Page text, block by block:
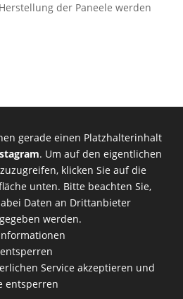
der Paneele werden
gerade einen Platzhalterinhalt
. Um auf den eigentlichen
klicken Sie auf die
unten. Bitte beachten Sie,
Daten an Drittanbieter
werden.
Service akzeptieren und
entsperren